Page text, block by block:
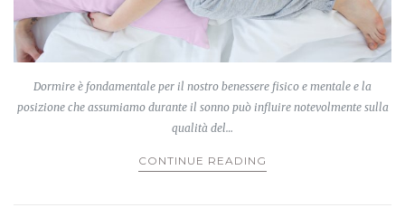
Dormire è fondamentale per il nostro benessere fisico e mentale e la
posizione che assumiamo durante il sonno può influire notevolmente sulla
qualità del…
CONTINUE READING